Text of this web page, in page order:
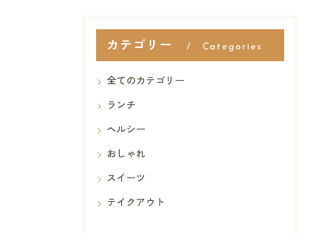
カテゴリー Categories
全てのカテゴリー
ランチ
ヘルシー
おしゃれ
スイーツ
テイクアウト